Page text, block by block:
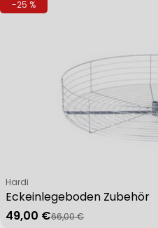
-25 %
Eckeinlegeboden Zubehör
Verkäufer:
Hardi
Verkaufspreis
49,00 €
Regulärer Preis
66,00 €